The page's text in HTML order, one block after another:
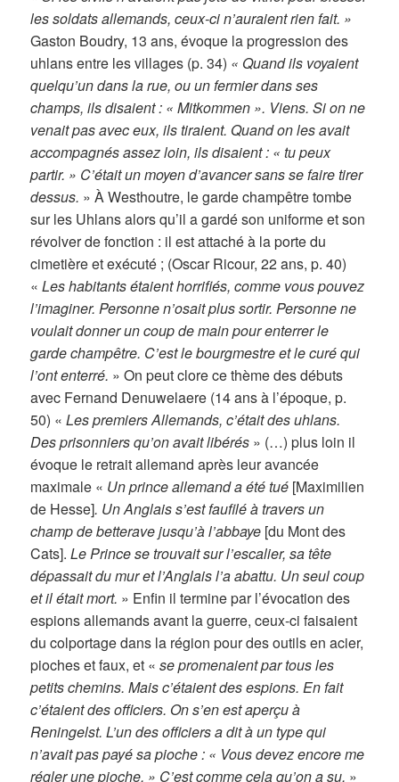
les soldats allemands, ceux-ci n’auraient rien fait. »
Gaston Boudry, 13 ans, évoque la progression des
uhlans entre les villages (p. 34) « Quand ils voyaient
quelqu’un dans la rue, ou un fermier dans ses
champs, ils disaient : « Mitkommen ». Viens. Si on ne
venait pas avec eux, ils tiraient. Quand on les avait
accompagnés assez loin, ils disaient : « tu peux
partir. » C’était un moyen d’avancer sans se faire tirer
dessus. » À Westhoutre, le garde champêtre tombe
sur les Uhlans alors qu’il a gardé son uniforme et son
révolver de fonction : il est attaché à la porte du
cimetière et exécuté ; (Oscar Ricour, 22 ans, p. 40)
«Les habitants étaient horrifiés, comme vous pouvez
l’imaginer. Personne n’osait plus sortir. Personne ne
voulait donner un coup de main pour enterrer le
garde champêtre. C’est le bourgmestre et le curé qui
l’ont enterré. » On peut clore ce thème des débuts
avec Fernand Denuwelaere (14 ans à l’époque, p.
50) «Les premiers Allemands, c’était des uhlans.
Des prisonniers qu’on avait libérés » (…) plus loin il
évoque le retrait allemand après leur avancée
maximale « Un prince allemand a été tué [Maximilien
de Hesse]. Un Anglais s’est faufilé à travers un
champ de betterave jusqu’à l’abbaye [du Mont des
Cats]. Le Prince se trouvait sur l’escalier, sa tête
dépassait du mur et l’Anglais l’a abattu. Un seul coup
et il était mort. » Enfin il termine par l’évocation des
espions allemands avant la guerre, ceux-ci faisaient
du colportage dans la région pour des outils en acier,
pioches et faux, et «se promenaient par tous les
petits chemins. Mais c’étaient des espions. En fait
c’étaient des officiers. On s’en est aperçu à
Reningelst. L’un des officiers a dit à un type qui
n’avait pas payé sa pioche : « Vous devez encore me
régler une pioche. » C’est comme cela qu’on a su. »